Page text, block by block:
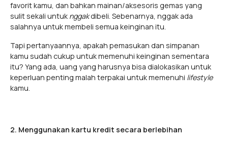
favorit kamu, dan bahkan mainan/aksesoris gemas yang
sulit sekali untuk nggakdibeli. Sebenarnya, nggak ada
salahnya untuk membeli semua keinginan itu.
Tapi pertanyaannya, apakah pemasukan dan simpanan
kamu sudah cukup untuk memenuhi keinginan sementara
itu? Yang ada, uang yang harusnya bisa dialokasikan untuk
keperluan penting malah terpakai untuk memenuhi lifestyle
kamu.
2. Menggunakan kartu kredit secara berlebihan